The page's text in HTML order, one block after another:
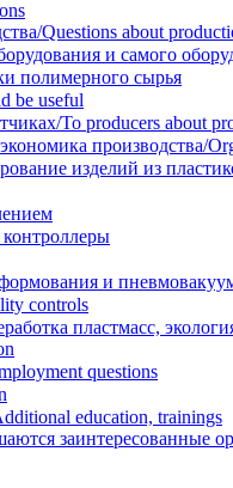
Questions about
и самого
полимерного сырья
be useful
To producers about
производства/
изделий из
и
controls
пластмасс,
questions
education, trainings
заинтересованные